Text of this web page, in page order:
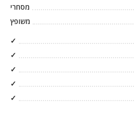
מסחרי
משופץ
✓
✓
✓
✓
✓